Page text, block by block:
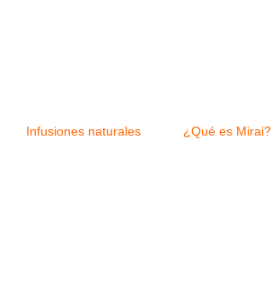
Infusiones naturales ¿Qué es Mirai?